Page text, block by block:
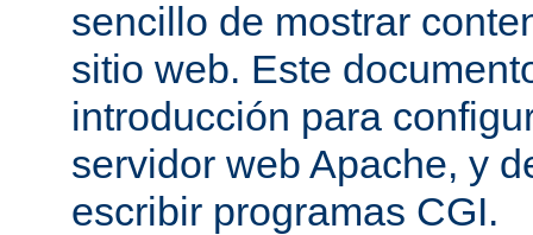
sencillo de mostrar
sitio web. Este
introducción para
servidor web Apache, y
escribir programas CGI.